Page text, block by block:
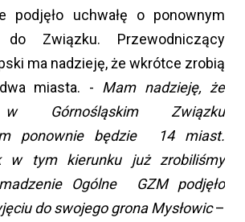
podjęło uchwałę o ponownym
do Związku. Przewodniczący
ma nadzieję, że wkrótce zrobią
miasta. - Mam nadzieję, że
Górnośląskim Związku
ponownie będzie 14 miast.
w tym kierunku już zrobiliśmy
Ogólne GZM podjęło
do swojego grona Mysłowic–